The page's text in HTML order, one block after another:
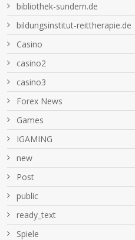
bibliothek-sundern.de
bildungsinstitut-reittherapie.de
Casino
casino2
casino3
Forex News
Games
IGAMING
new
Post
public
ready_text
Spiele